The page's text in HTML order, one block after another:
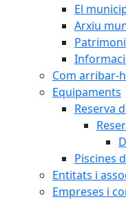
El
Arxiu
Com arribar-
Equipaments
Reserva
Piscines
Entitats i
Empreses i